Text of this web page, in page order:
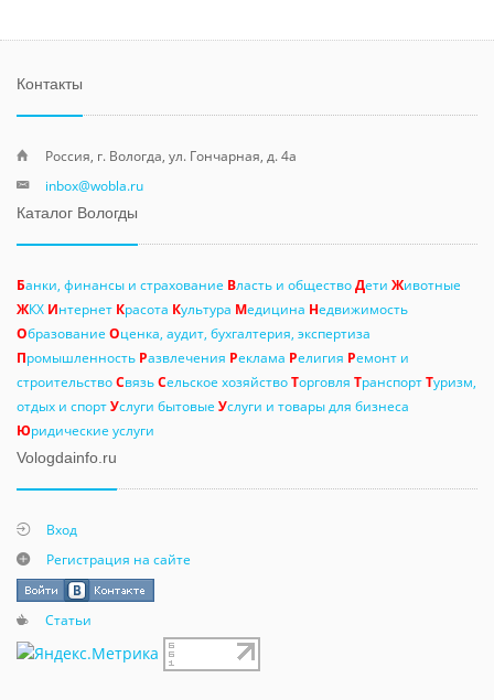
Контакты
Россия, г. Вологда, ул. Гончарная, д. 4а
inbox@wobla.ru
Каталог Вологды
Банки, финансы и страхование Власть и обществоДети Животные
ЖКХ Интернет Красота Культура Медицина Недвижимость
Образование Оценка, аудит, бухгалтерия, экспертиза
Промышленность Развлечения Реклама Религия Ремонт и
строительствоСвязьСельское хозяйствоТорговля ТранспортТуризм,
отдых и спортУслуги бытовые Услуги и товары для бизнеса
Юридические услуги
Vologdainfo.ru
Вход
Регистрация на сайте
Статьи